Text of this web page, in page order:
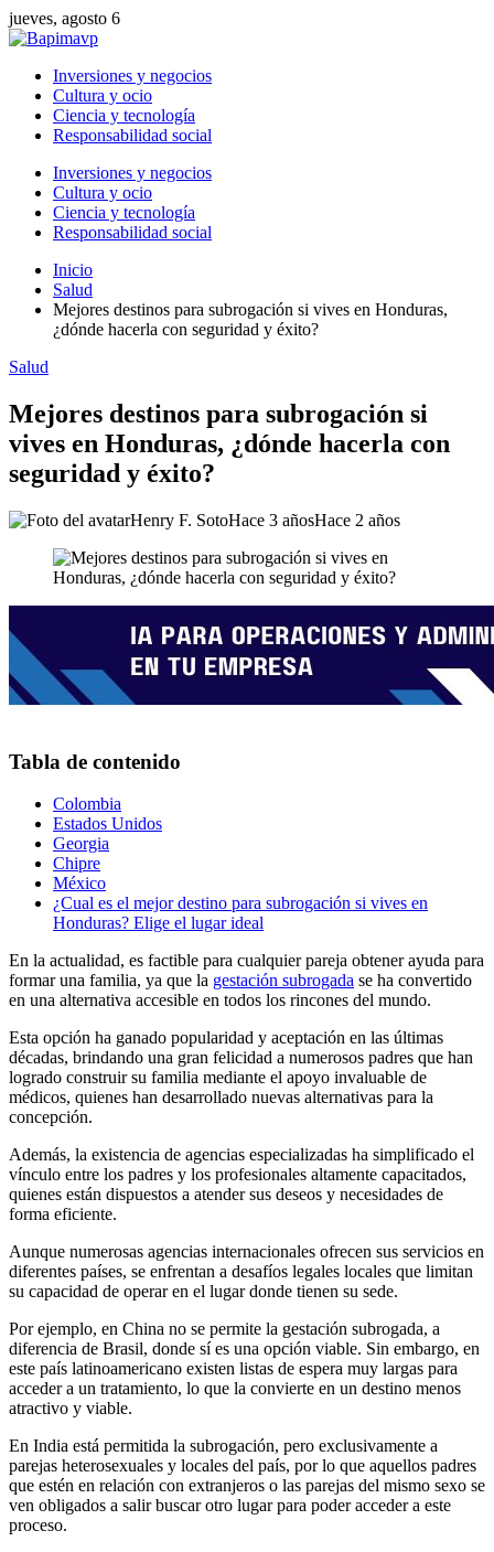
jueves, agosto 6
Inversiones y negocios
Cultura y ocio
Ciencia y tecnología
Responsabilidad social
Inversiones y negocios
Cultura y ocio
Ciencia y tecnología
Responsabilidad social
Inicio
Salud
Mejores destinos para subrogación si vives en Honduras,
¿dónde hacerla con seguridad y éxito?
Salud
Mejores destinos para subrogación si
vives en Honduras, ¿dónde hacerla con
seguridad y éxito?
Henry F. SotoHace 3 añosHace 2 años
Tabla de contenido
Colombia
Estados Unidos
Georgia
Chipre
México
¿Cual es el mejor destino para subrogación si vives en
Honduras? Elige el lugar ideal
En la actualidad, es factible para cualquier pareja obtener ayuda para
formar una familia, ya que la gestación subrogada se ha convertido
en una alternativa accesible en todos los rincones del mundo.
Esta opción ha ganado popularidad y aceptación en las últimas
décadas, brindando una gran felicidad a numerosos padres que han
logrado construir su familia mediante el apoyo invaluable de
médicos, quienes han desarrollado nuevas alternativas para la
concepción.
Además, la existencia de agencias especializadas ha simplificado el
vínculo entre los padres y los profesionales altamente capacitados,
quienes están dispuestos a atender sus deseos y necesidades de
forma eficiente.
Aunque numerosas agencias internacionales ofrecen sus servicios en
diferentes países, se enfrentan a desafíos legales locales que limitan
su capacidad de operar en el lugar donde tienen su sede.
Por ejemplo, en China no se permite la gestación subrogada, a
diferencia de Brasil, donde sí es una opción viable. Sin embargo, en
este país latinoamericano existen listas de espera muy largas para
acceder a un tratamiento, lo que la convierte en un destino menos
atractivo y viable.
En India está permitida la subrogación, pero exclusivamente a
parejas heterosexuales y locales del país, por lo que aquellos padres
que estén en relación con extranjeros o las parejas del mismo sexo se
ven obligados a salir buscar otro lugar para poder acceder a este
proceso.